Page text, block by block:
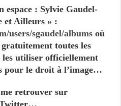
espace : Sylvie Gaudel-
et Ailleurs » :
users/sgaudel/albums où
toutes les
utiliser officiellement
pour le droit à l’image…
retrouver sur